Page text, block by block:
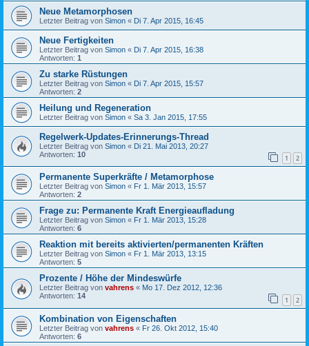
Neue Metamorphosen
Letzter Beitrag von Simon « Di 7. Apr 2015, 16:45
Neue Fertigkeiten
Letzter Beitrag von Simon « Di 7. Apr 2015, 16:38
Antworten: 1
Zu starke Rüstungen
Letzter Beitrag von Simon « Di 7. Apr 2015, 15:57
Antworten: 2
Heilung und Regeneration
Letzter Beitrag von Simon « Sa 3. Jan 2015, 17:55
Regelwerk-Updates-Erinnerungs-Thread
Letzter Beitrag von Simon « Di 21. Mai 2013, 20:27
Antworten: 10 1 2
Permanente Superkräfte / Metamorphose
Letzter Beitrag von Simon « Fr 1. Mär 2013, 15:57
Antworten: 2
Frage zu: Permanente Kraft Energieaufladung
Letzter Beitrag von Simon « Fr 1. Mär 2013, 15:28
Antworten: 6
Reaktion mit bereits aktivierten/permanenten Kräften
Letzter Beitrag von Simon « Fr 1. Mär 2013, 13:15
Antworten: 5
Prozente / Höhe der Mindeswürfe
Letzter Beitrag von vahrens « Mo 17. Dez 2012, 12:36
Antworten: 14 1 2
Kombination von Eigenschaften
Letzter Beitrag von vahrens « Fr 26. Okt 2012, 15:40
Antworten: 6